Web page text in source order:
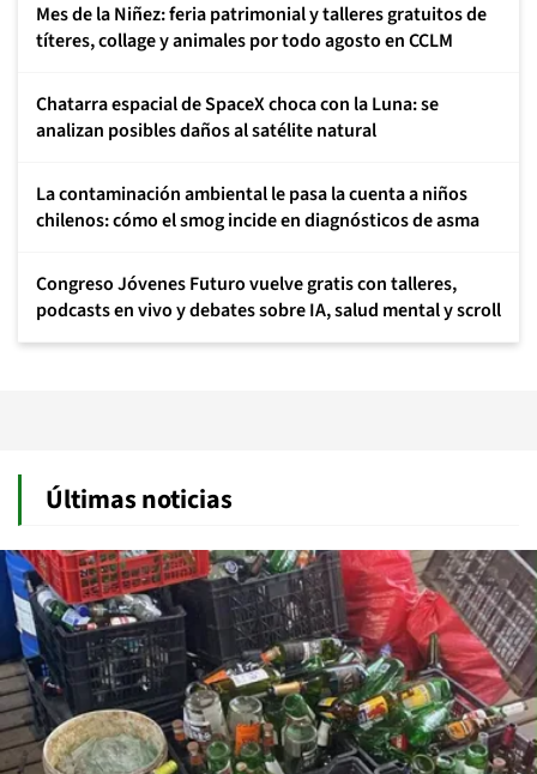
Mes de la Niñez: feria patrimonial y talleres gratuitos de
títeres, collage y animales por todo agosto en CCLM
Chatarra espacial de SpaceX choca con la Luna: se
analizan posibles daños al satélite natural
La contaminación ambiental le pasa la cuenta a niños
chilenos: cómo el smog incide en diagnósticos de asma
Congreso Jóvenes Futuro vuelve gratis con talleres,
podcasts en vivo y debates sobre IA, salud mental y scroll
Últimas noticias